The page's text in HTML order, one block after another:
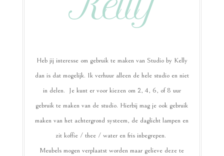
Heb jij interesse om gebruik te maken van Studio by Kelly
dan is dat mogelijk. Ik verhuur alleen de hele studio en niet
in delen. Je kunt er voor kiezen om 2, 4, 6, of 8 uur
gebruik te maken van de studio. Hierbij mag je ook gebruik
maken van het achtergrond systeem, de daglicht lampen en
zit koffie / thee / water en fris inbegrepen.
Meubels mogen verplaatst worden maar gelieve deze te